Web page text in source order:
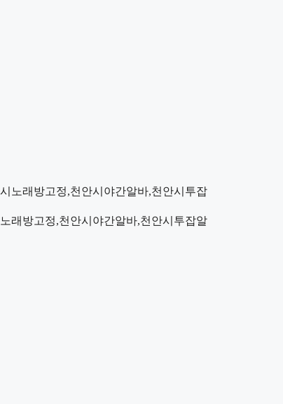
래방고정,천안시야간알바,천안시투잡알